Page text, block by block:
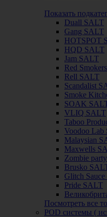
Показать
Duall SALT
Gang SALT
HOTSPOT
HQD SALT
Jam SALT
Red
Rell SALT
Scandalist
Smoke
SOAK
VLIQ SALT
Taboo
Voodoo Lab
Malaysian
Maxwells
Zombie
Brusko
Glitch
Pride SALT
Посмотреть все
POD системы (